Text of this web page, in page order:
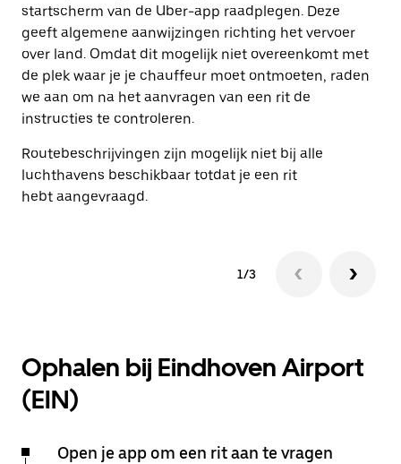
startscherm van de Uber-app raadplegen. Deze
geeft algemene aanwijzingen richting het vervoer
over land. Omdat dit mogelijk niet overeenkomt met
de plek waar je je chauffeur moet ontmoeten, raden
we aan om na het aanvragen van een rit de
instructies te controleren.
Routebeschrijvingen zijn mogelijk niet bij alle
luchthavens beschikbaar totdat je een rit
hebt aangevraagd.
1/3
Ophalen bij Eindhoven Airport
(EIN)
Open je app om een rit aan te vragen